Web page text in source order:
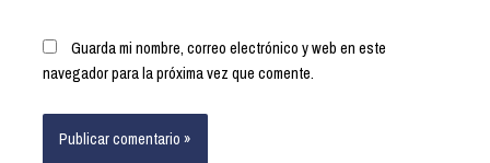
Guarda mi nombre, correo electrónico y web en este
navegador para la próxima vez que comente.